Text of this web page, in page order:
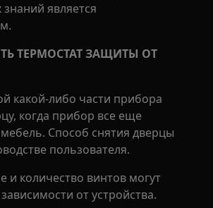
является
ТЕРМОСТАТ ЗАЩИТЫ ОТ
какой-либо части прибора
когда прибор все еще
Способ снятия дверцы
пользователя.
и количество винтов могут
от устройства.